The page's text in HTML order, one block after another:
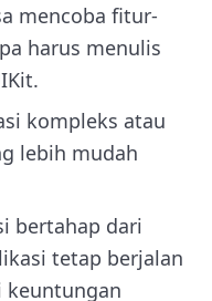
mencoba fitur-
harus menulis
kompleks atau
lebih mudah
bertahap dari
tetap berjalan